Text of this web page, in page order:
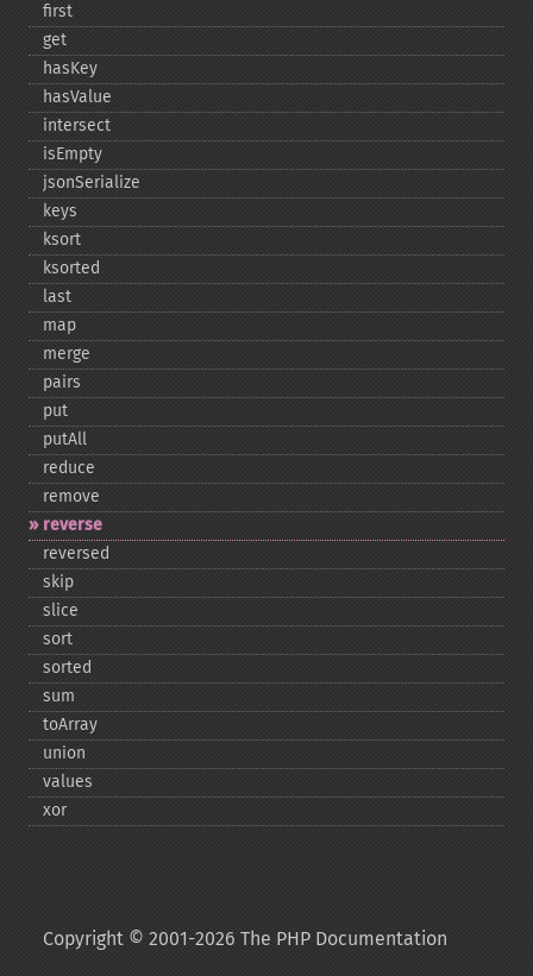
first
get
hasKey
hasValue
intersect
isEmpty
jsonSerialize
keys
ksort
ksorted
last
map
merge
pairs
put
putAll
reduce
remove
reverse
reversed
skip
slice
sort
sorted
sum
toArray
union
values
xor
Copyright © 2001-2026 The PHP Documentation